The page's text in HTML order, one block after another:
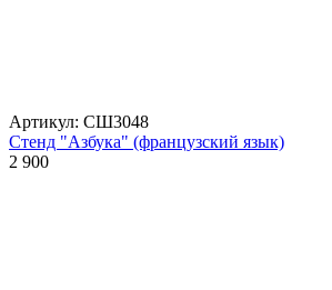
Артикул: СШ3048
Стенд "Азбука" (французский язык)
2 900